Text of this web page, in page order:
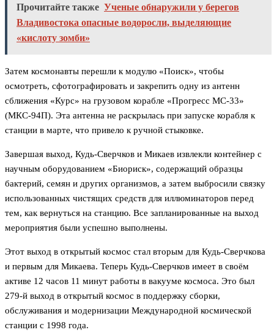
Прочитайте также Ученые обнаружили у берегов
Владивостока опасные водоросли, выделяющие
«кислоту зомби»
Затем космонавты перешли к модулю «Поиск», чтобы
осмотреть, сфотографировать и закрепить одну из антенн
сближения «Курс» на грузовом корабле «Прогресс МС-33»
(МКС-94П). Эта антенна не раскрылась при запуске корабля к
станции в марте, что привело к ручной стыковке.
Завершая выход, Кудь-Сверчков и Микаев извлекли контейнер с
научным оборудованием «Биориск», содержащий образцы
бактерий, семян и других организмов, а затем выбросили связку
использованных чистящих средств для иллюминаторов перед
тем, как вернуться на станцию. Все запланированные на выход
мероприятия были успешно выполнены.
Этот выход в открытый космос стал вторым для Кудь-Сверчкова
и первым для Микаева. Теперь Кудь-Сверчков имеет в своём
активе 12 часов 11 минут работы в вакууме космоса. Это был
279-й выход в открытый космос в поддержку сборки,
обслуживания и модернизации Международной космической
станции с 1998 года.